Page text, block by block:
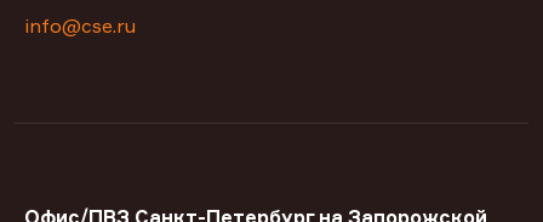
info@cse.ru